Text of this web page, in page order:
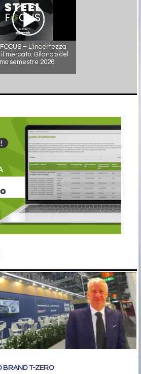
– L’incertezza
mercato. Bilancio del
semestre 2026
BRAND T-ZERO